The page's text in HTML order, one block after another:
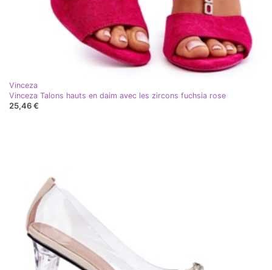
Vinceza
Vinceza Talons hauts en daim avec les zircons fuchsia rose
25,46 €